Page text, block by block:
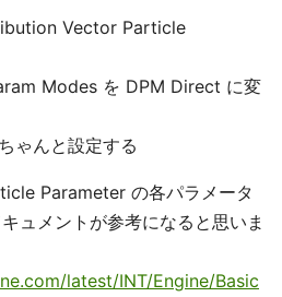
Vector Particle
Modes を DPM Direct に変
ゃんと設定する
Parameter の各パラメータ
ュメントが参考になると思いま
latest/INT/Engine/Basic